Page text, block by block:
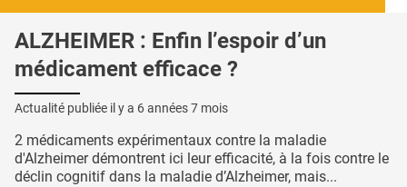
ALZHEIMER : Enfin l’espoir d’un
médicament efficace ?
Actualité publiée il y a 6 années 7 mois
2 médicaments expérimentaux contre la maladie
d'Alzheimer démontrent ici leur efficacité, à la fois contre le
déclin cognitif dans la maladie d’Alzheimer, mais...